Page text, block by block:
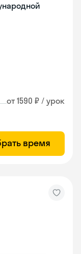
от 1590 ₽ / урок
время